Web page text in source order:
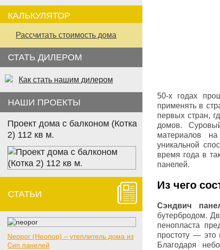
КАЛЬКУЛЯТОР
Рассчитать стоимость дома
СТАТЬ ДИЛЕРОМ
Как стать нашим дилером
НАШИ ПРОЕКТЫ
Проект дома с балконом (Котка
2) 112 кв м.
СТАТЬИ
Neopor (Неопор) – утеплитель дома из
Сип панелей
50-х годах
применять в
первых стран,
домов.
материалов
уникальной
время года в
панелей.
Из чего
Сэндвич
бутербродом.
пенопласта
простоту — это
Благодаря